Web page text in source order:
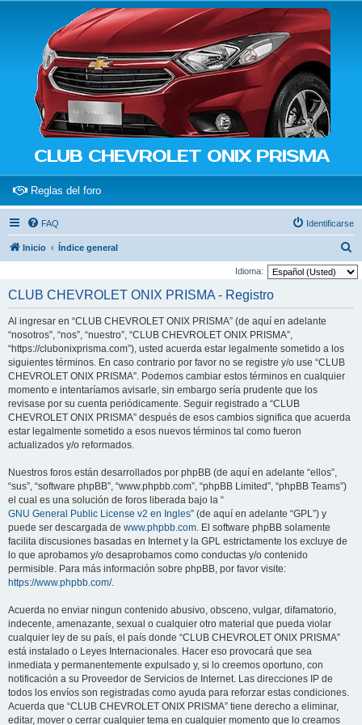
CLUB CHEVROLET ONIX PRISMA
Reglas del foro(Opens a new tab)
FAQ Identificarse
Inicio Índice general
u
Idioma:
CLUB CHEVROLET ONIX PRISMA - Registro
Al ingresar en “CLUB CHEVROLET ONIX PRISMA” (de aquí en adelante
“nosotros”, “nos”, “nuestro”, “CLUB CHEVROLET ONIX PRISMA”,
“https://clubonixprisma.com”), usted acuerda estar legalmente sometido a los
siguientes términos. En caso contrario por favor no se registre y/o use “CLUB
CHEVROLET ONIX PRISMA”. Podemos cambiar estos términos en cualquier
momento e intentaríamos avisarle, sin embargo sería prudente que los
revisase por su cuenta periódicamente. Seguir registrado a “CLUB
CHEVROLET ONIX PRISMA” después de esos cambios significa que acuerda
estar legalmente sometido a esos nuevos términos tal como fueron
actualizados y/o reformados.
Nuestros foros están desarrollados por phpBB (de aquí en adelante “ellos”,
“sus”, “software phpBB”, “www.phpbb.com”, “phpBB Limited”, “phpBB Teams”)
el cual es una solución de foros liberada bajo la “
GNU General Public License v2 en Ingles” (de aquí en adelante “GPL”) y
puede ser descargada de www.phpbb.com. El software phpBB solamente
facilita discusiones basadas en Internet y la GPL estrictamente los excluye de
lo que aprobamos y/o desaprobamos como conductas y/o contenido
permisible. Para más información sobre phpBB, por favor visite:
https://www.phpbb.com/.
Acuerda no enviar ningun contenido abusivo, obsceno, vulgar, difamatorio,
indecente, amenazante, sexual o cualquier otro material que pueda violar
cualquier ley de su país, el país donde “CLUB CHEVROLET ONIX PRISMA”
está instalado o Leyes Internacionales. Hacer eso provocará que sea
inmediata y permanentemente expulsado y, si lo creemos oportuno, con
notificación a su Proveedor de Servicios de Internet. Las direcciones IP de
todos los envíos son registradas como ayuda para reforzar estas condiciones.
Acuerda que “CLUB CHEVROLET ONIX PRISMA” tiene derecho a eliminar,
editar, mover o cerrar cualquier tema en cualquier momento que lo creamos